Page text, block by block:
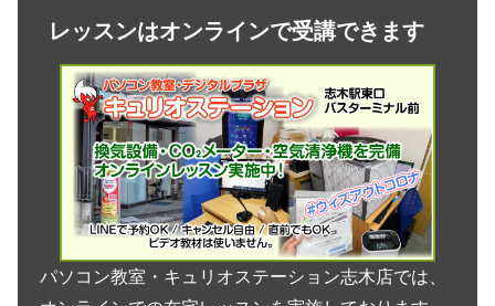
レッスンはオンラインで受講できます
パソコン教室・キュリオステーション志木店では、